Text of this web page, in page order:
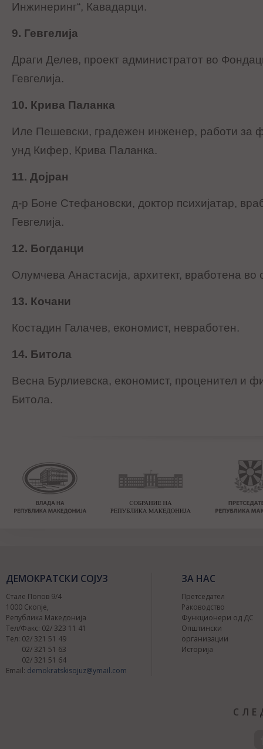
Инжинеринг“, Кавадарци.
9. Гевгелија
Драги Делев, проект администратот во
Гевгелија.
10. Крива Паланка
Иле Пешевски, градежен инженер, работи за
унд Кифер, Крива Паланка.
11. Дојран
д-р Боне Стефановски, доктор психијатар,
Гевгелија.
12. Богданци
Олумчева Анастасија, архитект, вработена во
13. Кочани
Костадин Галачев, економист, невработен.
14. Битола
Весна Бурлиевска, економист, проценител и
Битола.
ДЕМОКРАТСКИ СОЈУЗ
Стале Попов 9/4
1000 Скопје,
Република Македонија
Тел/Факс: 02/ 323 11 41
Тел: 02/ 321 51 49
02/ 321 51 63
02/ 321 51 64
Email: demokratskisojuz@ymail.com
ЗА НАС
Претседател
Раководство
Функционери од ДС
Општински
организации
Историја